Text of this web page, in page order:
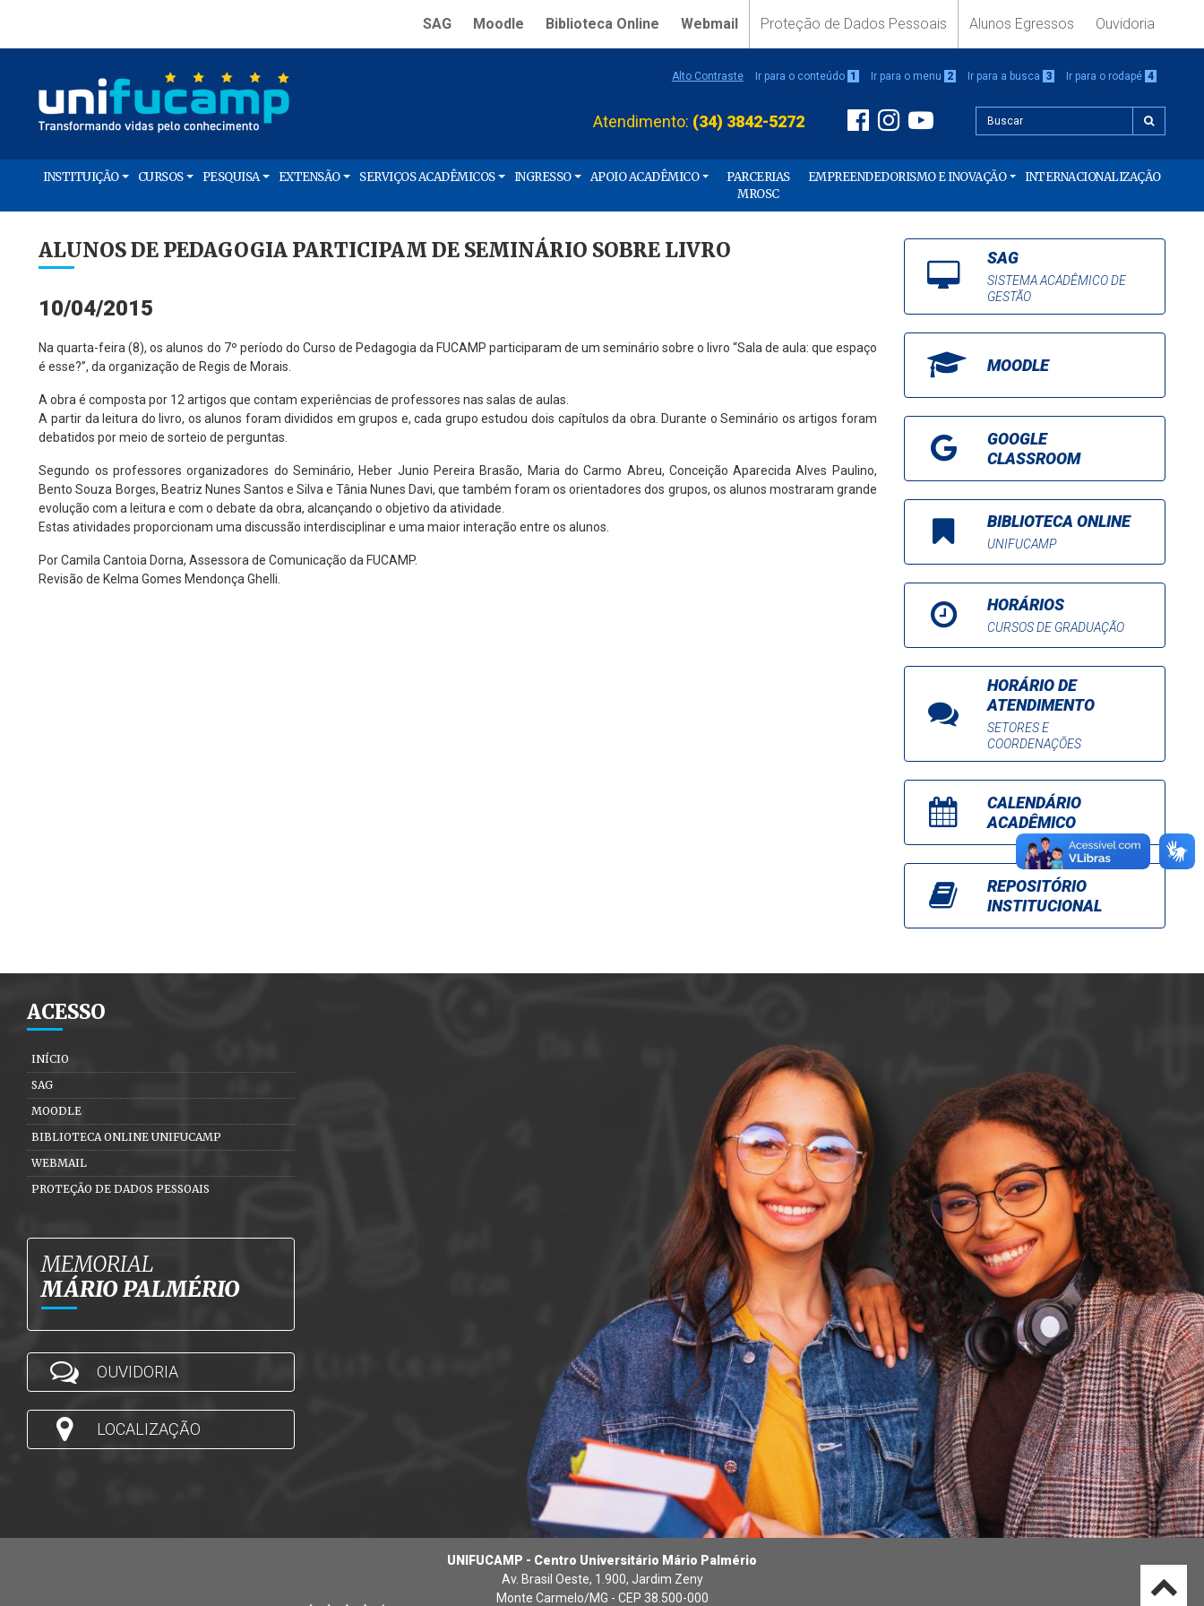
SAG Moodle Biblioteca Online Webmail Proteção de Dados Pessoais Alunos Egressos Ouvidoria
Alto Contraste Ir para o conteúdo 1 Ir para o menu 2 Ir para a busca 3 Ir para o rodapé 4
Atendimento: (34) 3842-5272
INSTITUIÇÃO CURSOS PESQUISA EXTENSÃO SERVIÇOS ACADÊMICOS INGRESSO APOIO ACADÊMICO
PARCERIAS
MROSC
EMPREENDEDORISMO E INOVAÇÃO INTERNACIONALIZAÇÃO
ALUNOS DE PEDAGOGIA PARTICIPAM DE SEMINÁRIO SOBRE LIVRO
10/04/2015
Na quarta-feira (8), os alunos do 7º período do Curso de Pedagogia da FUCAMP participaram de um seminário sobre o livro “Sala de aula: que espaço
é esse?”, da organização de Regis de Morais.
A obra é composta por 12 artigos que contam experiências de professores nas salas de aulas.
A partir da leitura do livro, os alunos foram divididos em grupos e, cada grupo estudou dois capítulos da obra. Durante o Seminário os artigos foram
debatidos por meio de sorteio de perguntas.
Segundo os professores organizadores do Seminário, Heber Junio Pereira Brasão, Maria do Carmo Abreu, Conceição Aparecida Alves Paulino,
Bento Souza Borges, Beatriz Nunes Santos e Silva e Tânia Nunes Davi, que também foram os orientadores dos grupos, os alunos mostraram grande
evolução com a leitura e com o debate da obra, alcançando o objetivo da atividade.
Estas atividades proporcionam uma discussão interdisciplinar e uma maior interação entre os alunos.
Por Camila Cantoia Dorna, Assessora de Comunicação da FUCAMP.
Revisão de Kelma Gomes Mendonça Ghelli.
SAG
SISTEMA ACADÊMICO DE
GESTÃO
MOODLE
GOOGLE
CLASSROOM
BIBLIOTECA ONLINE
UNIFUCAMP
HORÁRIOS
CURSOS DE GRADUAÇÃO
HORÁRIO DE
ATENDIMENTO
SETORES E
COORDENAÇÕES
CALENDÁRIO
ACADÊMICO
REPOSITÓRIO
INSTITUCIONAL
ACESSO
INÍCIO
SAG
MOODLE
BIBLIOTECA ONLINE UNIFUCAMP
WEBMAIL
PROTEÇÃO DE DADOS PESSOAIS
MEMORIAL
MÁRIO PALMÉRIO
OUVIDORIA
LOCALIZAÇÃO
UNIFUCAMP - Centro Universitário Mário Palmério
Av. Brasil Oeste, 1.900, Jardim Zeny
Monte Carmelo/MG - CEP 38.500-000